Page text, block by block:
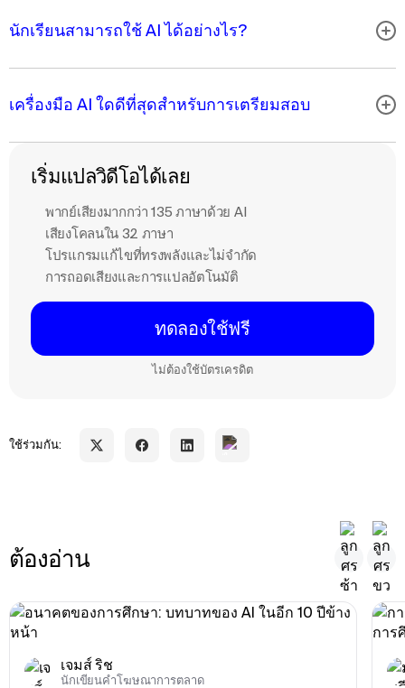
นักเรียนสามารถใช้ AI ได้อย่างไร?
เครื่องมือ AI ใดดีที่สุดสําหรับการเตรียมสอบ
เริ่มแปลวิดีโอได้เลย
พากย์เสียงมากกว่า 135 ภาษาด้วย AI
เสียงโคลนใน 32 ภาษา
โปรแกรมแก้ไขที่ทรงพลังและไม่จำกัด
การถอดเสียงและการแปลอัตโนมัติ
ทดลองใช้ฟรี
ไม่ต้องใช้บัตรเครดิต
ใช้ร่วมกัน:
ต้องอ่าน
เจมส์ ริช
นักเขียนคําโฆษณาการตลาด